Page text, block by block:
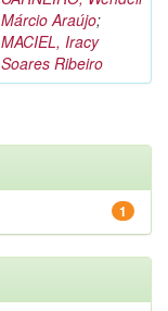
Márcio Araújo;
MACIEL, Iracy
Soares Ribeiro
1